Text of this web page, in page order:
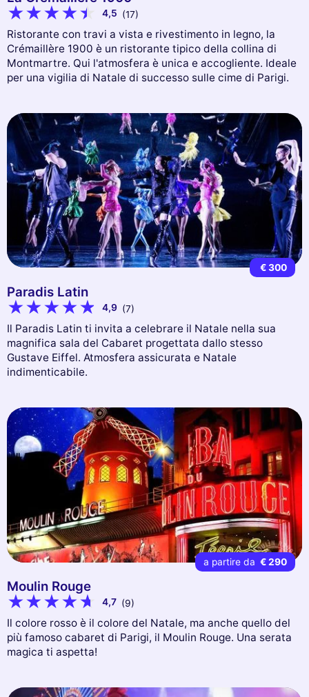
4,5 (17)
Ristorante con travi a vista e rivestimento in legno, la
Crémaillère 1900 è un ristorante tipico della collina di
Montmartre. Qui l'atmosfera è unica e accogliente. Ideale
per una vigilia di Natale di successo sulle cime di Parigi.
€ 300
Paradis Latin
4,9 (7)
Il Paradis Latin ti invita a celebrare il Natale nella sua
magnifica sala del Cabaret progettata dallo stesso
Gustave Eiffel. Atmosfera assicurata e Natale
indimenticabile.
a partire da € 290
Moulin Rouge
4,7 (9)
Il colore rosso è il colore del Natale, ma anche quello del
più famoso cabaret di Parigi, il Moulin Rouge. Una serata
magica ti aspetta!